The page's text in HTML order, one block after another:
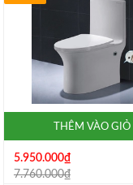
THÊM VÀO GIỎ
5.950.000₫
7.760.000₫